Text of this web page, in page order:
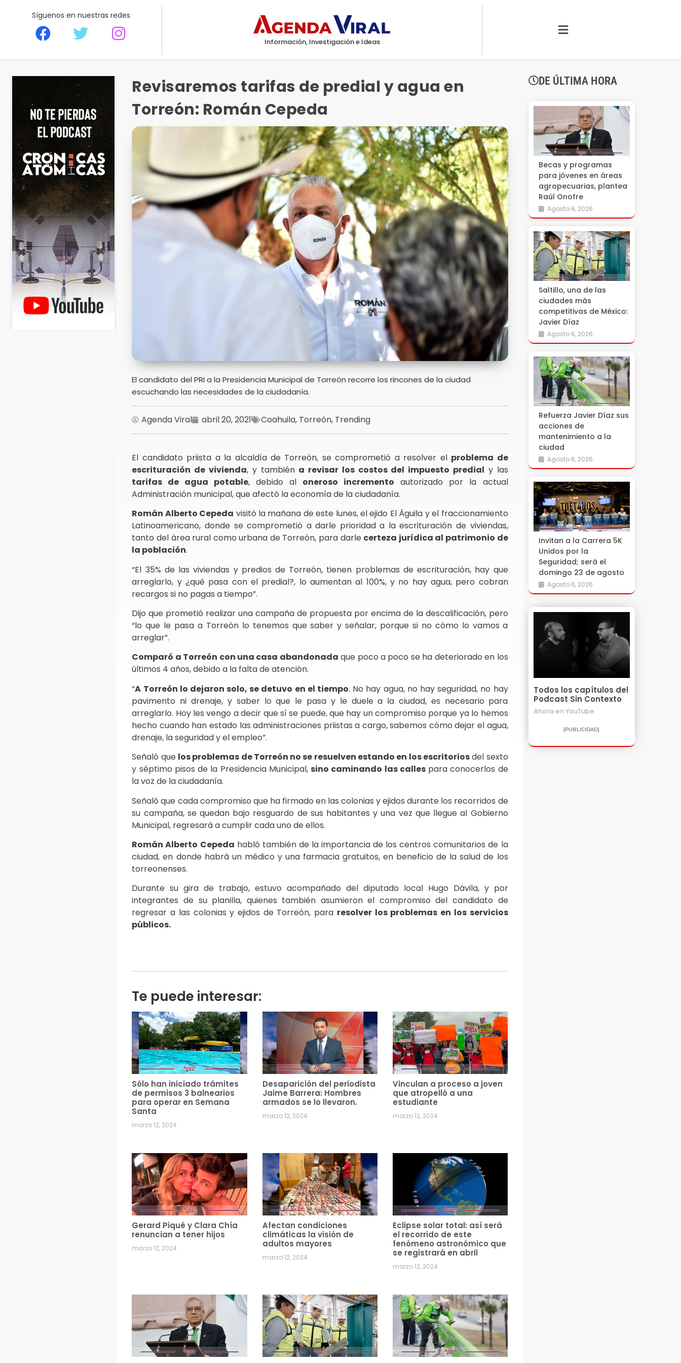
Síguenos en nuestras redes
Información, Investigación e Ideas
Revisaremos tarifas de predial y agua en
Torreón: Román Cepeda
El candidato del PRI a la Presidencia Municipal de Torreón recorre los rincones de la ciudad
escuchando las necesidades de la ciudadanía.
Agenda Viral abril 20, 2021 Coahuila, Torreón, Trending
El candidato priista a la alcaldía de Torreón, se comprometió a resolver el problema de
escrituración de vivienda, y también a revisar los costos del impuesto predial y las
tarifas de agua potable, debido al oneroso incremento autorizado por la actual
Administración municipal, que afectó la economía de la ciudadanía.
Román Alberto Cepeda visitó la mañana de este lunes, el ejido El Águila y el fraccionamiento
Latinoamericano, donde se comprometió a darle prioridad a la escrituración de viviendas,
tanto del área rural como urbana de Torreón, para darle certeza jurídica al patrimonio de
la población.
“El 35% de las viviendas y predios de Torreón, tienen problemas de escrituración, hay que
arreglarlo, y ¿qué pasa con el predial?, lo aumentan al 100%, y no hay agua, pero cobran
recargos si no pagas a tiempo”.
Dijo que prometió realizar una campaña de propuesta por encima de la descalificación, pero
“lo que le pasa a Torreón lo tenemos que saber y señalar, porque si no cómo lo vamos a
arreglar”.
Comparó a Torreón con una casa abandonada que poco a poco se ha deteriorado en los
últimos 4 años, debido a la falta de atención.
“A Torreón lo dejaron solo, se detuvo en el tiempo. No hay agua, no hay seguridad, no hay
pavimento ni drenaje, y saber lo que le pasa y le duele a la ciudad, es necesario para
arreglarlo. Hoy les vengo a decir que sí se puede, que hay un compromiso porque ya lo hemos
hecho cuando han estado las administraciones priistas a cargo, sabemos cómo dejar el agua,
drenaje, la seguridad y el empleo”.
Señaló que los problemas de Torreón no se resuelven estando en los escritoriosdel sexto
y séptimo pisos de la Presidencia Municipal, sino caminando las callespara conocerlos de
la voz de la ciudadanía.
Señaló que cada compromiso que ha firmado en las colonias y ejidos durante los recorridos de
su campaña, se quedan bajo resguardo de sus habitantes y una vez que llegue al Gobierno
Municipal, regresará a cumplir cada uno de ellos.
Román Alberto Cepeda habló también de la importancia de los centros comunitarios de la
ciudad, en donde habrá un médico y una farmacia gratuitos, en beneficio de la salud de los
torreonenses.
Durante su gira de trabajo, estuvo acompañado del diputado local Hugo Dávila, y por
integrantes de su planilla, quienes también asumieron el compromiso del candidato de
regresar a las colonias y ejidos de Torreón, para resolver los problemas en los servicios
públicos.
Te puede interesar:
Sólo han iniciado trámites
de permisos 3 balnearios
para operar en Semana
Santa
marzo 12, 2024
Desaparición del periodista
Jaime Barrera: Hombres
armados se lo llevaron.
marzo 12, 2024
Vinculan a proceso a joven
que atropelló a una
estudiante
marzo 12, 2024
Gerard Piqué y Clara Chía
renuncian a tener hijos
marzo 12, 2024
Afectan condiciones
climáticas la visión de
adultos mayores
marzo 12, 2024
Eclipse solar total: así será
el recorrido de este
fenómeno astronómico que
se registrará en abril
marzo 12, 2024
DE ÚLTIMA HORA
Becas y programas
para jóvenes en áreas
agropecuarias, plantea
Raúl Onofre
Agosto 6, 2026
Saltillo, una de las
ciudades más
competitivas de México:
Javier Díaz
Agosto 6, 2026
Refuerza Javier Díaz sus
acciones de
mantenimiento a la
ciudad
Agosto 6, 2026
Invitan a la Carrera 5K
Unidos por la
Seguridad; será el
domingo 23 de agosto
Agosto 6, 2026
Todos los capítulos del
Podcast Sin Contexto
Ahora en YouTube
[PUBLICIDAD]